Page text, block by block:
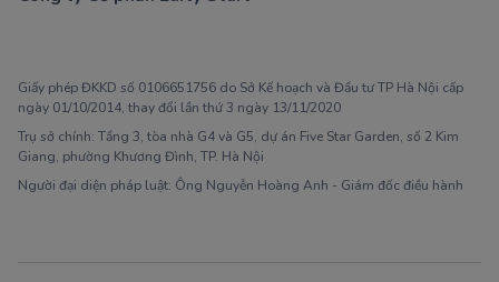
Giấy phép ĐKKD số 0106651756 do Sở Kế hoạch và Đầu tư TP Hà Nội cấp
ngày 01/10/2014, thay đổi lần thứ 3 ngày 13/11/2020
Trụ sở chính: Tầng 3, tòa nhà G4 và G5, dự án Five Star Garden, số 2 Kim
Giang, phường Khương Đình, TP. Hà Nội
Người đại diện pháp luật: Ông Nguyễn Hoàng Anh - Giám đốc điều hành